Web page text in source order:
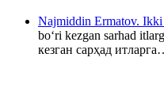
Najmiddin Ermatov. Ikki
bo‘ri kezgan sarhad
кезган сарҳад